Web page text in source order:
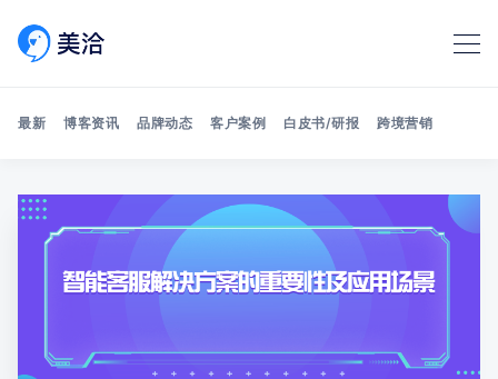
Search 美洽博客
最新 博客资讯 品牌动态 客户案例 白皮书/研报 跨境营销